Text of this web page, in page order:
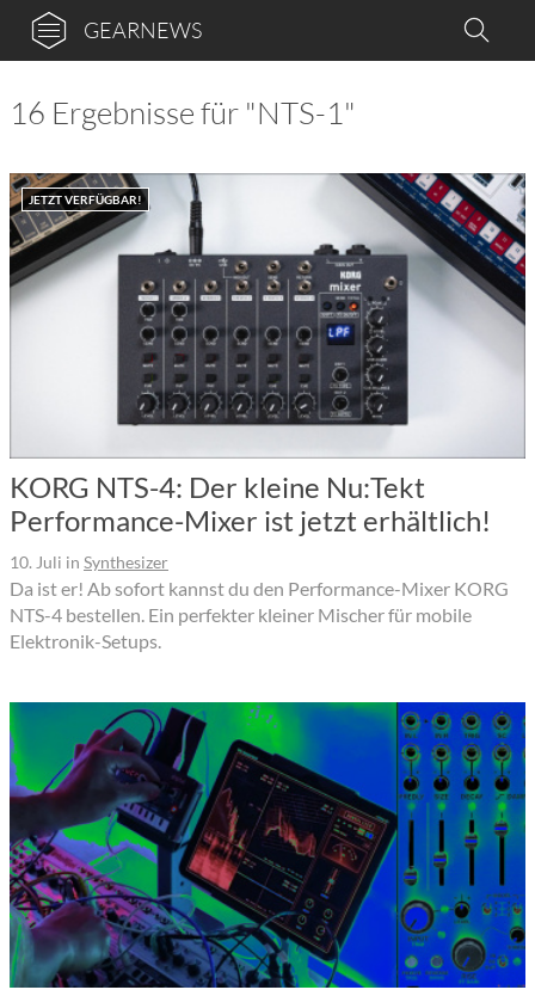
GEARNEWS
16 Ergebnisse für "NTS-1"
JETZT VERFÜGBAR!
KORG NTS-4: Der kleine Nu:Tekt
Performance-Mixer ist jetzt erhältlich!
10. Juli in Synthesizer
Da ist er! Ab sofort kannst du den Performance-Mixer KORG
NTS-4 bestellen. Ein perfekter kleiner Mischer für mobile
Elektronik-Setups.